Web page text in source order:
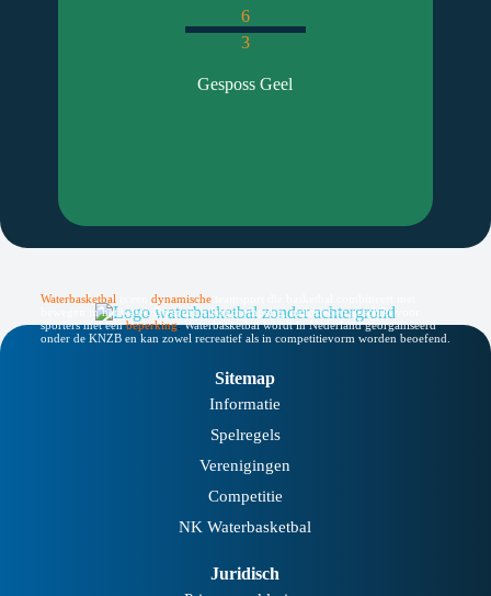
6
3
Gesposs Geel
Waterbasketbal dynamische
bewegen in het water. De sport is laagdrempelig, inclusief en geschikt voor
sporters met een beperking.Waterbasketbal wordt in Nederland georganiseerd
onder de KNZB en kan zowel recreatief als in competitievorm worden beoefend.
Sitemap
Informatie
Spelregels
Verenigingen
Competitie
NK Waterbasketbal
Juridisch